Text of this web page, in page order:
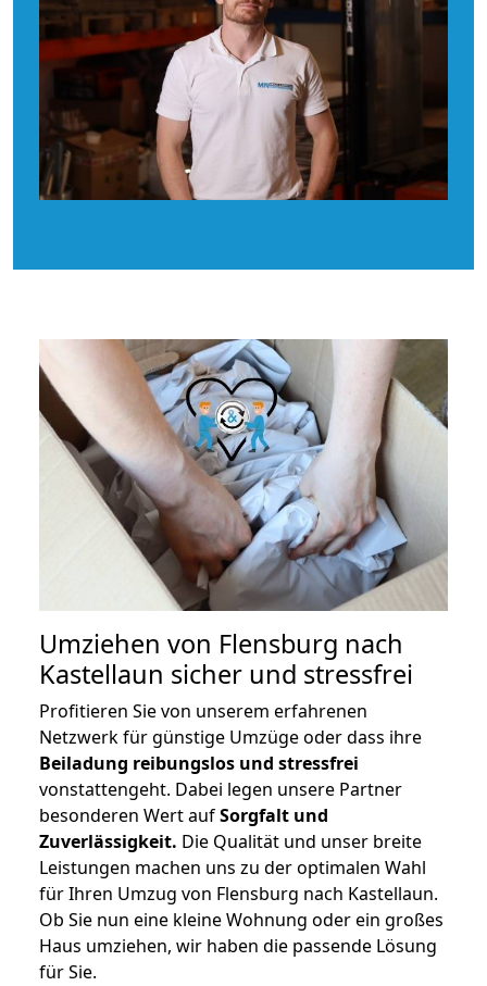
Umziehen von Flensburg nach
Kastellaun sicher und stressfrei
Profitieren Sie von unserem erfahrenen
Netzwerk für günstige Umzüge oder dass ihre
Beiladung reibungslos und stressfrei
vonstattengeht. Dabei legen unsere Partner
besonderen Wert aufSorgfalt und
Zuverlässigkeit. Die Qualität und unser breite
Leistungen machen uns zu der optimalen Wahl
für Ihren Umzug von Flensburg nach Kastellaun.
Ob Sie nun eine kleine Wohnung oder ein großes
Haus umziehen, wir haben die passende Lösung
für Sie.